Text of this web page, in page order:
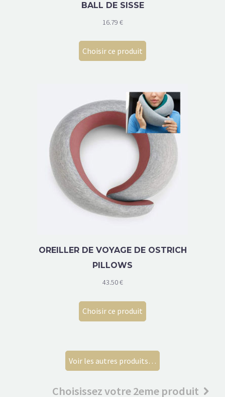
BALL DE SISSE
16.79 €
Choisir ce produit
OREILLER DE VOYAGE DE OSTRICH
PILLOWS
43.50€
Choisir ce produit
Voir les autres produits…
Choisissez votre 2eme produit